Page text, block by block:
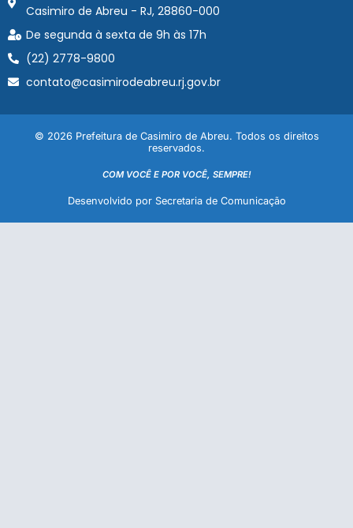
Casimiro de Abreu - RJ, 28860-000
De segunda à sexta de 9h às 17h
(22) 2778-9800
contato@casimirodeabreu.rj.gov.br
© 2026 Prefeitura de Casimiro de Abreu. Todos os direitos
reservados.
COM VOCÊ E POR VOCÊ, SEMPRE!
Desenvolvido por Secretaria de Comunicação